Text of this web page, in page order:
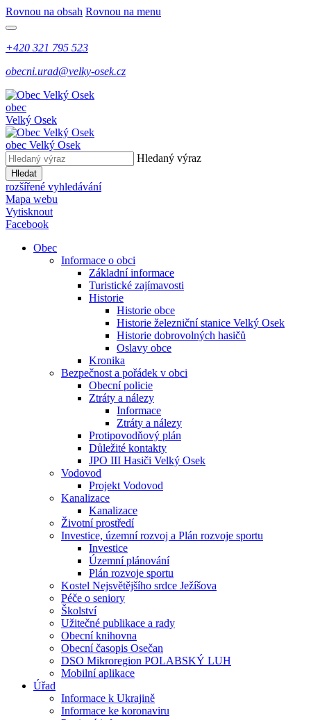
Rovnou na obsah Rovnou na menu
+420 321 795 523
obecni.urad@velky-osek.cz
obec
Velký Osek
obec Velký Osek
Hledaný výraz
Hledat
rozšířené vyhledávání
Mapa webu
Vytisknout
Facebook
Obec
Informace o obci
Základní informace
Turistické zajímavosti
Historie
Historie obce
Historie železniční stanice Velký Osek
Historie dobrovolných hasičů
Oslavy obce
Kronika
Bezpečnost a pořádek v obci
Obecní policie
Ztráty a nálezy
Informace
Ztráty a nálezy
Protipovodňový plán
Důležité kontakty
JPO III Hasiči Velký Osek
Vodovod
Projekt Vodovod
Kanalizace
Kanalizace
Životní prostředí
Investice, územní rozvoj a Plán rozvoje sportu
Investice
Územní plánování
Plán rozvoje sportu
Kostel Nejsvětějšího srdce Ježíšova
Péče o seniory
Školství
Užitečné publikace a rady
Obecní knihovna
Obecní časopis Osečan
DSO Mikroregion POLABSKÝ LUH
Mobilní aplikace
Úřad
Informace k Ukrajině
Informace ke koronaviru